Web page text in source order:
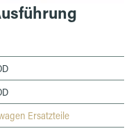
Ersatzteile